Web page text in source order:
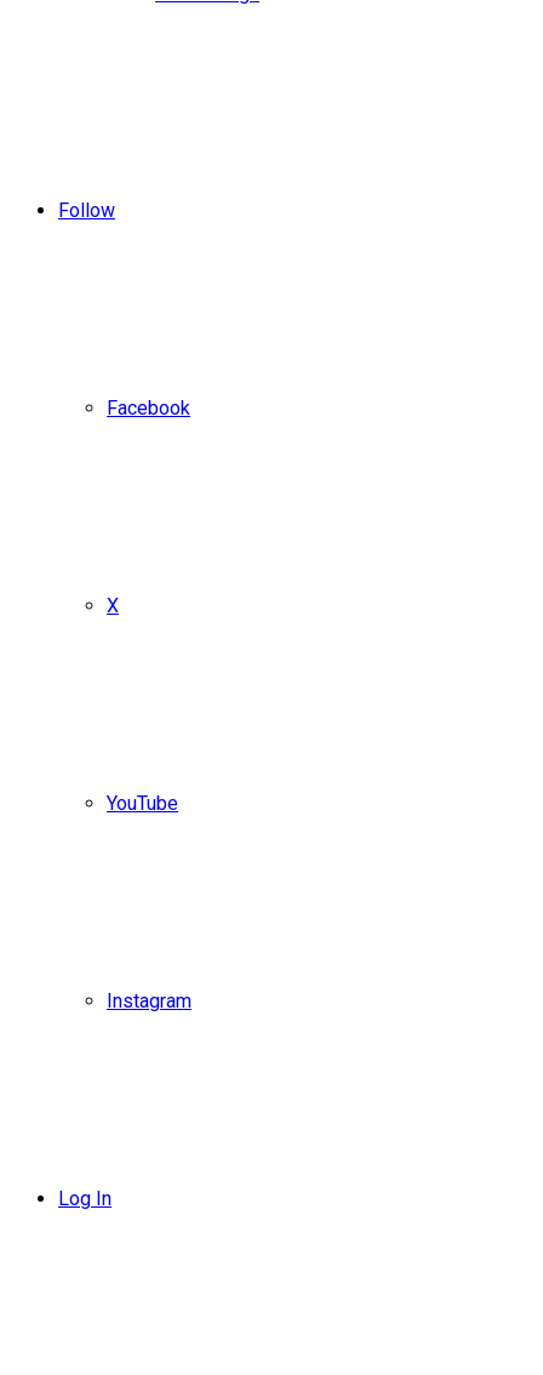
Follow
Facebook
X
YouTube
Instagram
Log In